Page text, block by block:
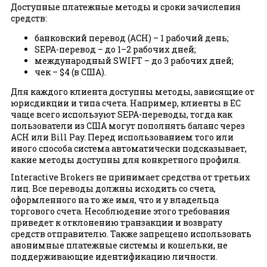
Доступные платежные методы и сроки зачисления
средств:
банковский перевод (ACH) – 1 рабочий день;
SEPA-перевод – до 1–2 рабочих дней;
международный SWIFT – до 3 рабочих дней;
чек – $4 (в США).
Для каждого клиента доступны методы, зависящие от
юрисдикции и типа счета. Например, клиенты в ЕС
чаще всего используют SEPA-переводы, тогда как
пользователи из США могут пополнять баланс через
ACH или Bill Pay. Перед использованием того или
иного способа система автоматически подсказывает,
какие методы доступны для конкретного профиля.
Interactive Brokers не принимает средства от третьих
лиц. Все переводы должны исходить со счета,
оформленного на то же имя, что и у владельца
торгового счета. Несоблюдение этого требования
приведет к отклонению транзакции и возврату
средств отправителю. Также запрещено использовать
анонимные платежные системы и кошельки, не
поддерживающие идентификацию личности.